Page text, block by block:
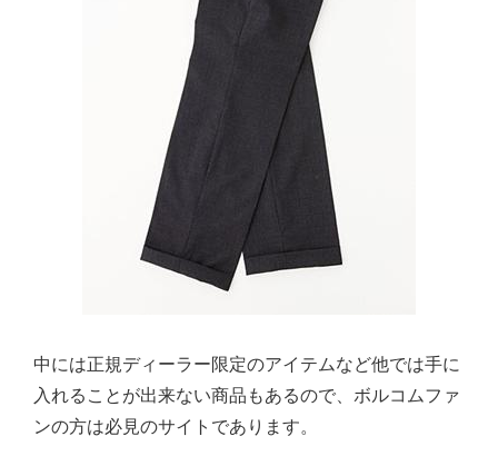
中には正規ディーラー限定のアイテムなど他では手に
入れることが出来ない商品もあるので、ボルコムファ
ンの方は必見のサイトであります。